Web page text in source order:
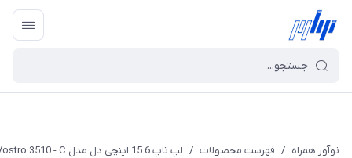
نوآور همراه / فهرست محصولات / لپ تاپ 15.6 اینچی دل مدل Vostro 3510 - C